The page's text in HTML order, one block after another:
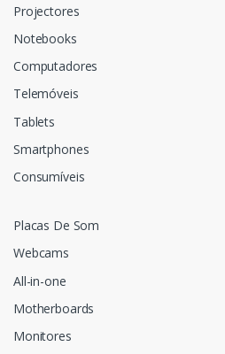
Projectores
Notebooks
Computadores
Telemóveis
Tablets
Smartphones
Consumíveis
Placas De Som
Webcams
All-in-one
Motherboards
Monitores